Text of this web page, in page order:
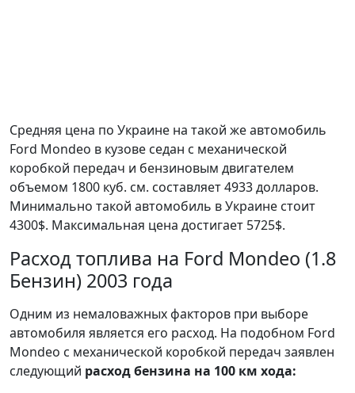
Средняя цена по Украине на такой же автомобиль
Ford Mondeo в кузове седан c механической
коробкой передач и бензиновым двигателем
объемом 1800 куб. см. составляет 4933 долларов.
Минимально такой автомобиль в Украине стоит
4300$. Максимальная цена достигает 5725$.
Расход топлива на Ford Mondeo (1.8
Бензин) 2003 года
Одним из немаловажных факторов при выборе
автомобиля является его расход. На подобном Ford
Mondeo с механической коробкой передач заявлен
следующий расход бензина на 100 км хода: